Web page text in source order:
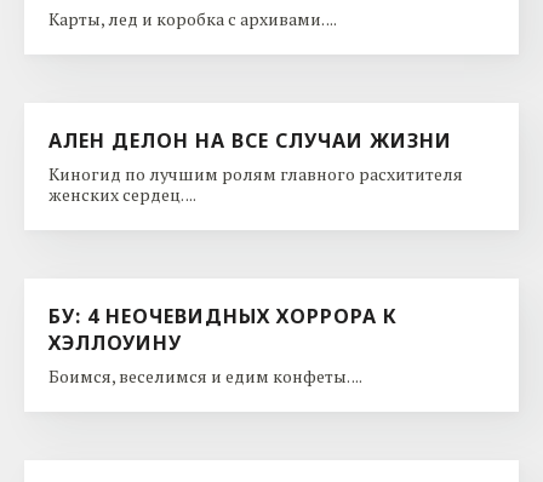
Карты, лед и коробка с архивами. ...
АЛЕН ДЕЛОН НА ВСЕ СЛУЧАИ ЖИЗНИ
Киногид по лучшим ролям главного расхитителя
женских сердец. ...
БУ: 4 НЕОЧЕВИДНЫХ ХОРРОРА К
ХЭЛЛОУИНУ
Боимся, веселимся и едим конфеты. ...